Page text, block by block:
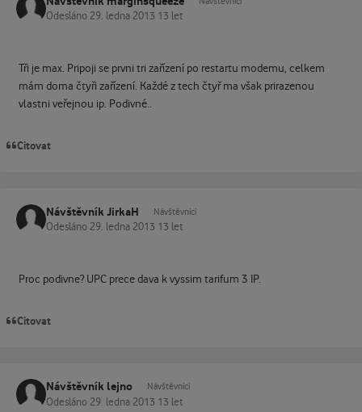
Odesláno 29. ledna 2013 13 let
Tři je max. Pripoji se prvni tri zařízení po restartu modemu, celkem
mám doma čtyři zařízení. Každé z tech čtyř ma však prirazenou
vlastni veřejnou ip. Podivné..
Citovat
Návštěvník JirkaH Návštěvníci
Odesláno 29. ledna 2013 13 let
Proc podivne? UPC prece dava k vyssim tarifum 3 IP.
Citovat
Návštěvník lejno Návštěvníci
Odesláno 29. ledna 2013 13 let